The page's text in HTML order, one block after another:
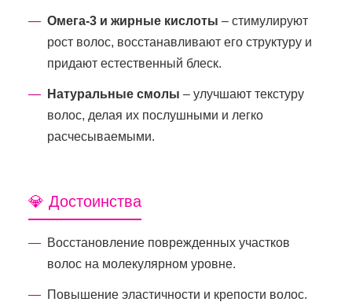
Омега-3 и жирные кислоты – стимулируют
рост волос, восстанавливают его структуру и
придают естественный блеск.
Натуральные смолы – улучшают текстуру
волос, делая их послушными и легко
расчесываемыми.
💎 Достоинства
Восстановление поврежденных участков
волос на молекулярном уровне.
Повышение эластичности и крепости волос.